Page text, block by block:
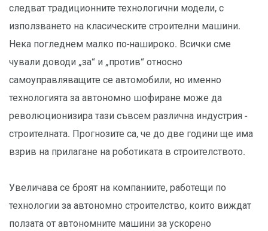
следват традиционните технологични модели, с
използването на класическите строителни машини.
Нека погледнем малко по-нашироко. Всички сме
чували доводи „за“ и „против“ относно
самоуправляващите се автомобили, но именно
технологията за автономно шофиране може да
революционизира тази съвсем различна индустрия -
строителната. Прогнозите са, че до две години ще има
взрив на прилагане на роботиката в строителството.
Увеличава се броят на компаниите, работещи по
технологии за автономно строителство, които виждат
ползата от автономните машини за ускорено